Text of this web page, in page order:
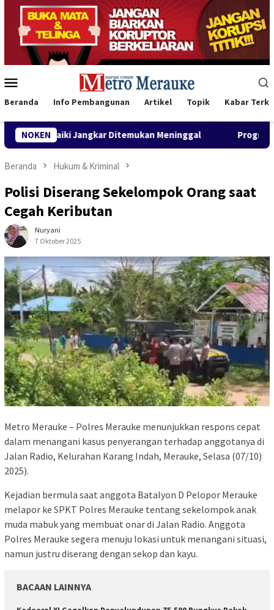
Loncat
konten
Mobile
Beranda Info Pembangunan Artikel Topik Kabar
NOKEN
Ditemukan Meninggal Program CSR Unggulan
Beranda Hukum & Kriminal
Polisi Diserang Sekelompok Orang saat
Cegah Keributan
Nuryani
7 Oktober 2025
Metro Merauke – Polres Merauke menunjukkan respons cepat
dalam menangani kasus penyerangan terhadap anggotanya di
Jalan Radio, Kelurahan Karang Indah, Merauke, Selasa (07/10)
2025).
Kejadian bermula saat anggota Batalyon D Pelopor Merauke
melapor ke SPKT Polres Merauke tentang sekelompok anak
muda mabuk yang membuat onar di Jalan Radio. Anggota
Polres Merauke segera menuju lokasi untuk menangani situasi,
namun justru diserang dengan sekop dan kayu.
BACAAN LAINNYA